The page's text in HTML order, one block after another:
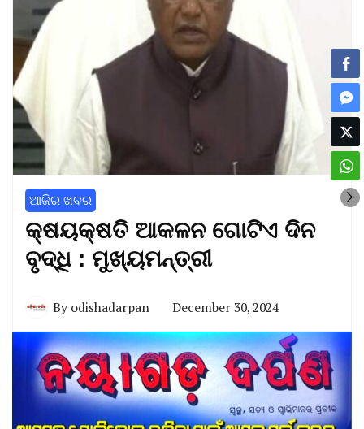
ଆଜିର ଖବର
କ୍ଷୟକ୍ଷତି ଆକଳନ ଗୋଟିଏ ଦିନ
ବୃଦ୍ଧି : ମୁଖ୍ୟମନ୍ତ୍ରୀ
By odishadarpan December 30, 2024